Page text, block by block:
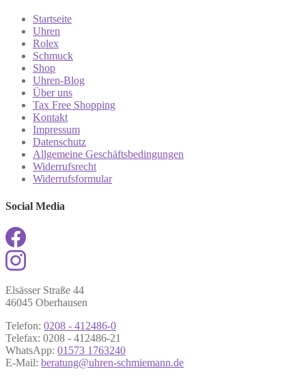
Startseite
Uhren
Rolex
Schmuck
Shop
Uhren-Blog
Über uns
Tax Free Shopping
Kontakt
Impressum
Datenschutz
Allgemeine Geschäftsbedingungen
Widerrufsrecht
Widerrufsformular
Social Media
Elsässer Straße 44
46045 Oberhausen
Telefon: 0208 - 412486-0
Telefax: 0208 - 412486-21
WhatsApp: 01573 1763240
E-Mail: beratung@uhren-schmiemann.de